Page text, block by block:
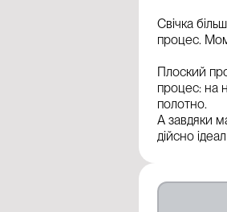
Свічка
процес.
Плоский
процес: на
полотно.
А завдяки
дійсно